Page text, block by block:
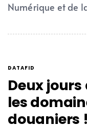
Numérique et de
DATAFID
Deux
les
douaniers !